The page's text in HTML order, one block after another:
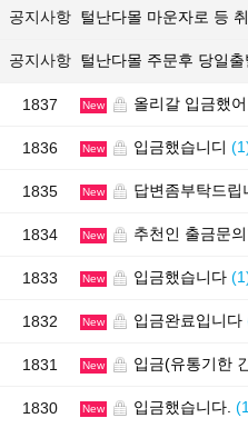
공지사항 털난다몰 마운자로 등
공지사항 털난다몰 주문후 당일
1837 New 올리갈 입금했어
1836 New 입금했습니디
1835 New 답변좀부탁드립
1834 New 추천인 출금문
1833 New 입금했습니다
1832 New 입금완료입니다
1831 New 입금(유통기한
1830 New 입금했습니다.